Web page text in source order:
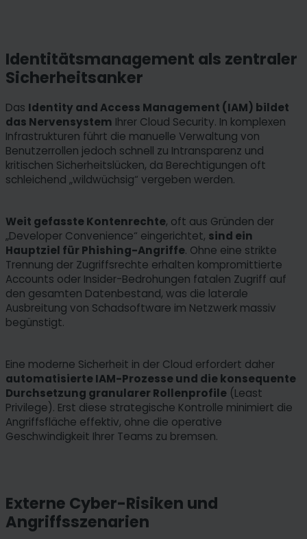
Identitätsmanagement als zentraler
Sicherheitsanker
Das Identity and Access Management (IAM) bildet
das Nervensystem Ihrer Cloud Security. In komplexen
Infrastrukturen führt die manuelle Verwaltung von
Benutzerrollen jedoch schnell zu Intransparenz und
kritischen Sicherheitslücken, da Berechtigungen oft
schleichend „wildwüchsig“ vergeben werden.
Weit gefasste Kontenrechte, oft aus Gründen der
„Developer Convenience“ eingerichtet, sind ein
Hauptziel für Phishing-Angriffe. Ohne eine strikte
Trennung der Zugriffsrechte erhalten kompromittierte
Accounts oder Insider-Bedrohungen fatalen Zugriff auf
den gesamten Datenbestand, was die laterale
Ausbreitung von Schadsoftware im Netzwerk massiv
begünstigt.
Eine moderne Sicherheit in der Cloud erfordert daher
automatisierte IAM-Prozesse und die konsequente
Durchsetzung granularer Rollenprofile (Least
Privilege). Erst diese strategische Kontrolle minimiert die
Angriffsfläche effektiv, ohne die operative
Geschwindigkeit Ihrer Teams zu bremsen.
Externe Cyber-Risiken und
Angriffsszenarien